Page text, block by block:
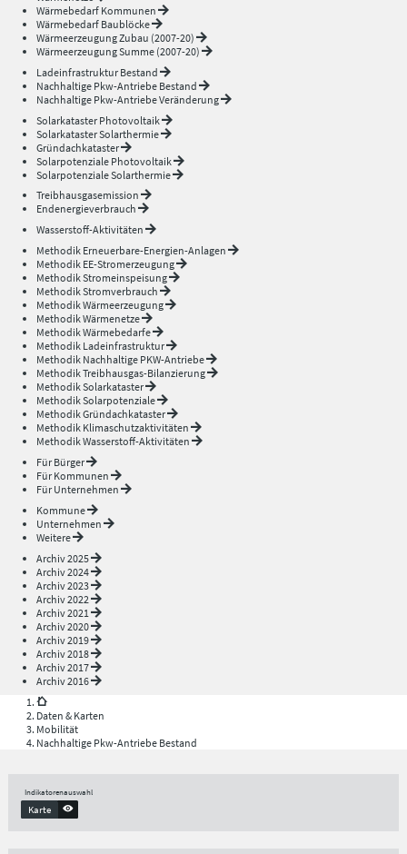
Wärmebedarf Kommunen
Wärmebedarf Baublöcke
Wärmeerzeugung Zubau (2007-20)
Wärmeerzeugung Summe (2007-20)
Ladeinfrastruktur Bestand
Nachhaltige Pkw-Antriebe Bestand
Nachhaltige Pkw-Antriebe Veränderung
Solarkataster Photovoltaik
Solarkataster Solarthermie
Gründachkataster
Solarpotenziale Photovoltaik
Solarpotenziale Solarthermie
Treibhausgasemission
Endenergieverbrauch
Wasserstoff-Aktivitäten
Methodik Erneuerbare-Energien-Anlagen
Methodik EE-Stromerzeugung
Methodik Stromeinspeisung
Methodik Stromverbrauch
Methodik Wärmeerzeugung
Methodik Wärmenetze
Methodik Wärmebedarfe
Methodik Ladeinfrastruktur
Methodik Nachhaltige PKW-Antriebe
Methodik Treibhausgas-Bilanzierung
Methodik Solarkataster
Methodik Solarpotenziale
Methodik Gründachkataster
Methodik Klimaschutzaktivitäten
Methodik Wasserstoff-Aktivitäten
Für Bürger
Für Kommunen
Für Unternehmen
Kommune
Unternehmen
Weitere
Archiv 2025
Archiv 2024
Archiv 2023
Archiv 2022
Archiv 2021
Archiv 2020
Archiv 2019
Archiv 2018
Archiv 2017
Archiv 2016
Daten & Karten
Mobilität
Nachhaltige Pkw-Antriebe Bestand
Indikatorenauswahl
Karte